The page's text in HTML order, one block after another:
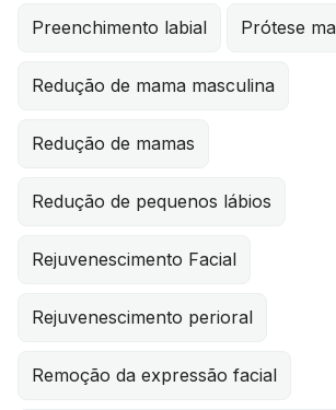
Preenchimento labial Prótese
Redução de mama masculina
Redução de mamas
Redução de pequenos lábios
Rejuvenescimento Facial
Rejuvenescimento perioral
Remoção da expressão facial